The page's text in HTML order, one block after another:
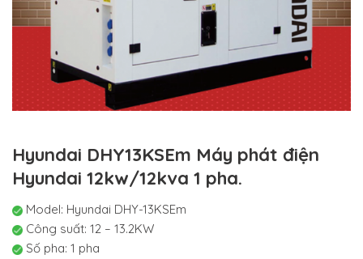
Hyundai DHY13KSEm Máy phát điện
Hyundai 12kw/12kva 1 pha.
Model: Hyundai DHY-13KSEm
Công suất: 12 – 13.2KW
Số pha: 1 pha